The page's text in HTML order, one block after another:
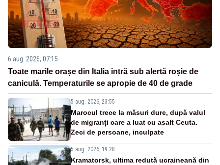
6 aug. 2026, 07:15
Toate marile orașe din Italia intră sub alertă roșie de
caniculă. Temperaturile se apropie de 40 de grade
5 aug. 2026, 23:55
Marocul trece la măsuri dure, după valul
de migranți care a luat cu asalt Ceuta.
Zeci de persoane, inculpate
5 aug. 2026, 19:28
Kramatorsk, ultima redută ucraineană din